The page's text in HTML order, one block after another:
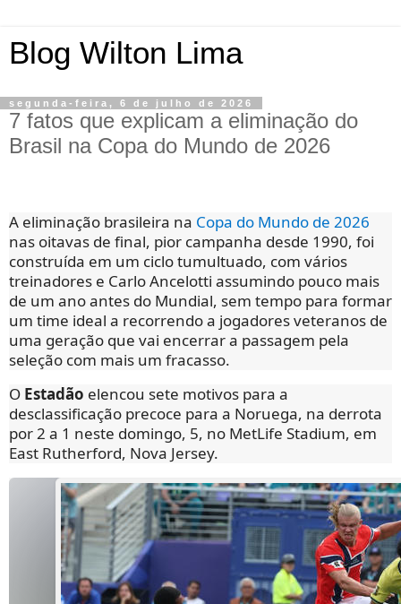
Blog Wilton Lima
segunda-feira, 6 de julho de 2026
7 fatos que explicam a eliminação do
Brasil na Copa do Mundo de 2026
A eliminação brasileira na Copa do Mundo de 2026
nas oitavas de final, pior campanha desde 1990, foi
construída em um ciclo tumultuado, com vários
treinadores e Carlo Ancelotti assumindo pouco mais
de um ano antes do Mundial, sem tempo para formar
um time ideal a recorrendo a jogadores veteranos de
uma geração que vai encerrar a passagem pela
seleção com mais um fracasso.
O Estadão elencou sete motivos para a
desclassificação precoce para a Noruega, na derrota
por 2 a 1 neste domingo, 5, no MetLife Stadium, em
East Rutherford, Nova Jersey.